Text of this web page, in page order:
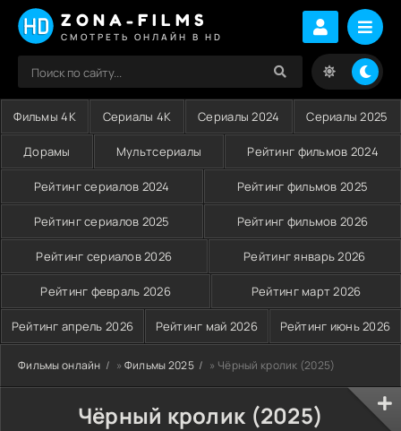
ZONA-FILMS
СМОТРЕТЬ ОНЛАЙН В HD
Фильмы 4K Сериалы 4K Сериалы 2024 Сериалы 2025
Дорамы Мультсериалы Рейтинг фильмов 2024
Рейтинг сериалов 2024 Рейтинг фильмов 2025
Рейтинг сериалов 2025 Рейтинг фильмов 2026
Рейтинг сериалов 2026 Рейтинг январь 2026
Рейтинг февраль 2026 Рейтинг март 2026
Рейтинг апрель 2026 Рейтинг май 2026 Рейтинг июнь 2026
Фильмы онлайн » Фильмы 2025 » Чёрный кролик (2025)
Чёрный кролик (2025)